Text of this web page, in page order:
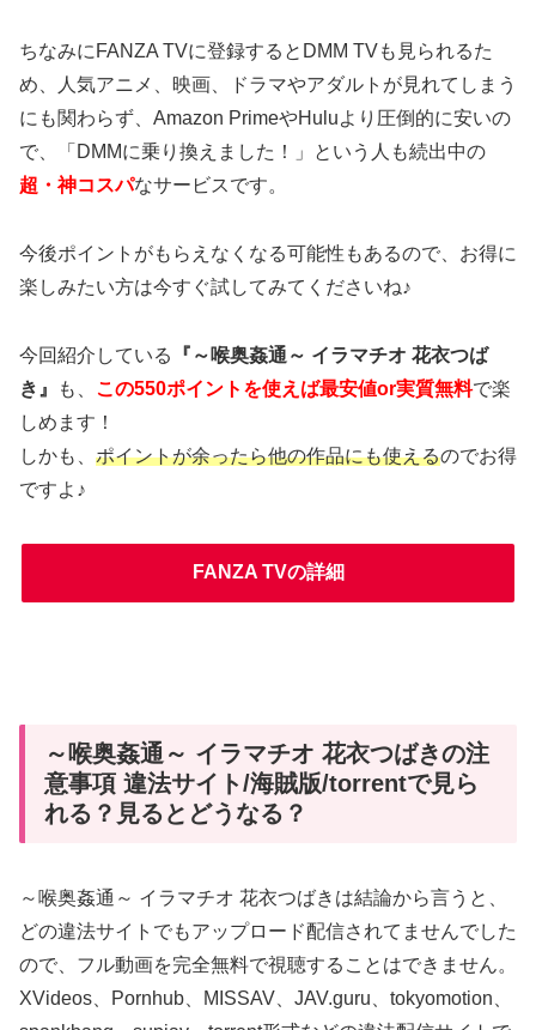
ちなみにFANZA TVに登録するとDMM TVも見られるた
め、人気アニメ、映画、ドラマやアダルトが見れてしまう
にも関わらず、Amazon PrimeやHuluより圧倒的に安いの
で、「DMMに乗り換えました！」という人も続出中の
超・神コスパなサービスです。
今後ポイントがもらえなくなる可能性もあるので、お得に
楽しみたい方は今すぐ試してみてくださいね♪
今回紹介している
『～喉奥姦通～ イラマチオ 花衣つば
き』
も、 この550ポイントを使えば最安値or実質無料で楽
しめます！
しかも、 ポイントが余ったら他の作品にも使えるのでお得
ですよ♪
FANZA TVの詳細
～喉奥姦通～ イラマチオ 花衣つばきの注
意事項 違法サイト/海賊版/torrentで見ら
れる？見るとどうなる？
～喉奥姦通～ イラマチオ 花衣つばきは結論から言うと、
どの違法サイトでもアップロード配信されてませんでした
ので、フル動画を完全無料で視聴することはできません。
XVideos、Pornhub、MISSAV、JAV.guru、tokyomotion、